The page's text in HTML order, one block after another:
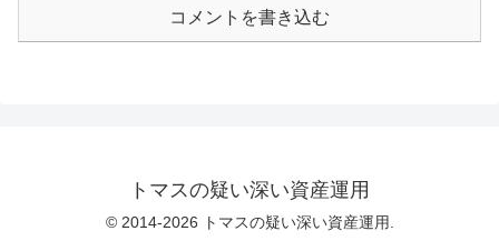
コメントを書き込む
トマスの疑い深い資産運用
© 2014-2026 トマスの疑い深い資産運用.